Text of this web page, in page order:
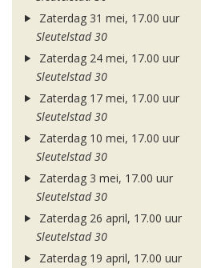
Zaterdag 31 mei, 17.00 uur
Sleutelstad 30
Zaterdag 24 mei, 17.00 uur
Sleutelstad 30
Zaterdag 17 mei, 17.00 uur
Sleutelstad 30
Zaterdag 10 mei, 17.00 uur
Sleutelstad 30
Zaterdag 3 mei, 17.00 uur
Sleutelstad 30
Zaterdag 26 april, 17.00 uur
Sleutelstad 30
Zaterdag 19 april, 17.00 uur